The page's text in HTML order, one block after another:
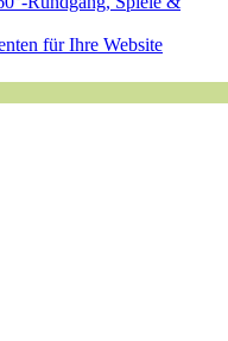
für Ihre Website